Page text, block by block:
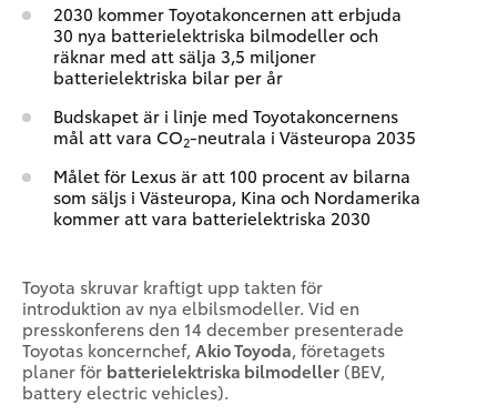
2030 kommer Toyotakoncernen att erbjuda
30 nya batterielektriska bilmodeller och
räknar med att sälja 3,5 miljoner
batterielektriska bilar per år
Budskapet är i linje med Toyotakoncernens
mål att vara CO2-neutrala i Västeuropa 2035
Målet för Lexus är att 100 procent av bilarna
som säljs i Västeuropa, Kina och Nordamerika
kommer att vara batterielektriska 2030
Toyota skruvar kraftigt upp takten för
introduktion av nya elbilsmodeller. Vid en
presskonferens den 14 december presenterade
Toyotas koncernchef, Akio Toyoda, företagets
planer för batterielektriska bilmodeller (BEV,
battery electric vehicles).